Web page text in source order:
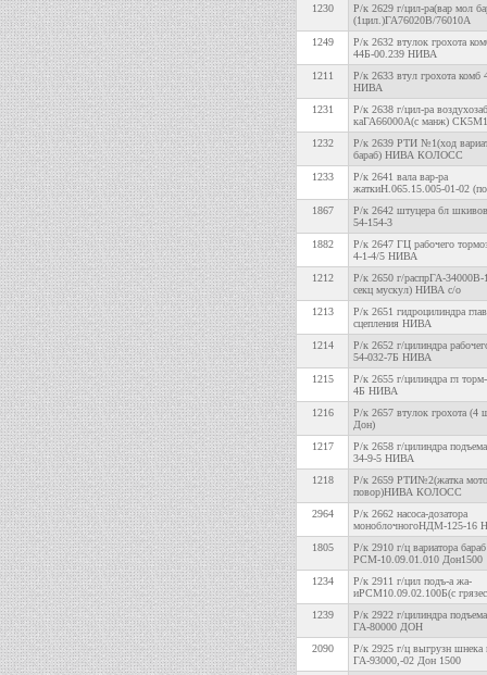
1230
Р/к 2629 г/цил-ра(вар мол
(1цил.)ГА76020В/76010А
1249
Р/к 2632 втулок грохота
44Б-00.239 НИВА
1211
Р/к 2633 втул грохота комб
НИВА
1231
Р/к 2638 г/цил-ра
каГА66000А(с манж) СК5М1
1232
Р/к 2639 РТИ №1(ход
бараб) НИВА КОЛОСС
1233
Р/к 2641 вала вар-ра
жаткиН.065.15.005-01-02
1867
Р/к 2642 штуцера бл
54-154-3
1882
Р/к 2647 ГЦ рабочего
4-1-4/5 НИВА
1212
Р/к 2650 г/распрГА-
секц мускул) НИВА с/о
1213
Р/к 2651 гидроцилиндра
сцепления НИВА
1214
Р/к 2652 г/цилиндра
54-032-7Б НИВА
1215
Р/к 2655 г/цилиндра гл
4Б НИВА
1216
Р/к 2657 втулок грохота (4
Дон)
1217
Р/к 2658 г/цилиндра
34-9-5 НИВА
1218
Р/к 2659 РТИ№2(жатка
повор)НИВА КОЛОСС
2964
Р/к 2662 насоса-дозатора
моноблочногоНДМ-125-16
1805
Р/к 2910 г/ц вариатора бараб
РСМ-10.09.01.010 Дон1500
1234
Р/к 2911 г/цил подъ-а жа-
иРСМ10.09.02.100Б(с
1239
Р/к 2922 г/цилиндра
ГА-80000 ДОН
2090
Р/к 2925 г/ц выгрузн шнека
ГА-93000,-02 Дон 1500